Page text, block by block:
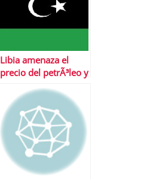
Libia amenaza el
precio del petrÃ³leo y